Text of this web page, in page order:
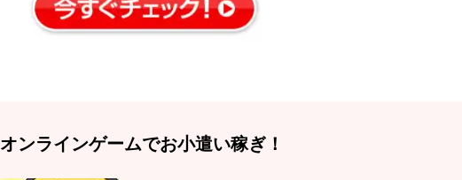
オンラインゲームでお小遣い稼ぎ！